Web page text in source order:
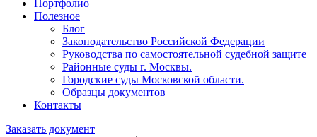
Портфолио
Полезное
Блог
Законодательство Российской Федерации
Руководства по самостоятельной судебной защите
Районные суды г. Москвы.
Городские суды Московской области.
Образцы документов
Контакты
Заказать документ